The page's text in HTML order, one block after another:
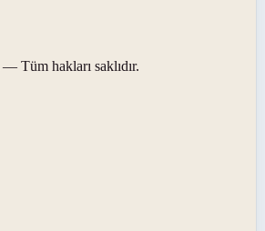
— Tüm hakları saklıdır.